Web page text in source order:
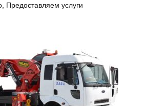
Предоставляем услуги